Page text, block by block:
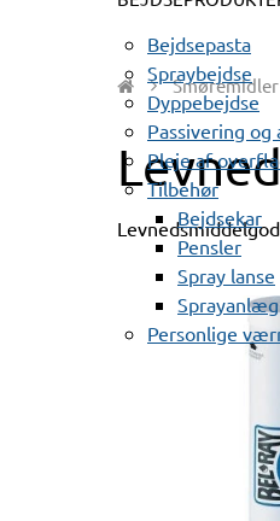
Bejdsepasta
Spraybejdse
Dyppebejdse
Passivering og
Pleje af
Tilbehør
Bejdsekar
Pensler
Spray lanse
Sprayanlæg
Personlige
Smøremidler